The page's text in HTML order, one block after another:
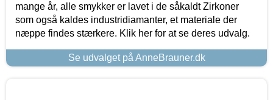
mange år, alle smykker er lavet i de såkaldt Zirkoner
som også kaldes industridiamanter, et materiale der
næppe findes stærkere. Klik her for at se deres udvalg.
Se udvalget på AnneBrauner.dk